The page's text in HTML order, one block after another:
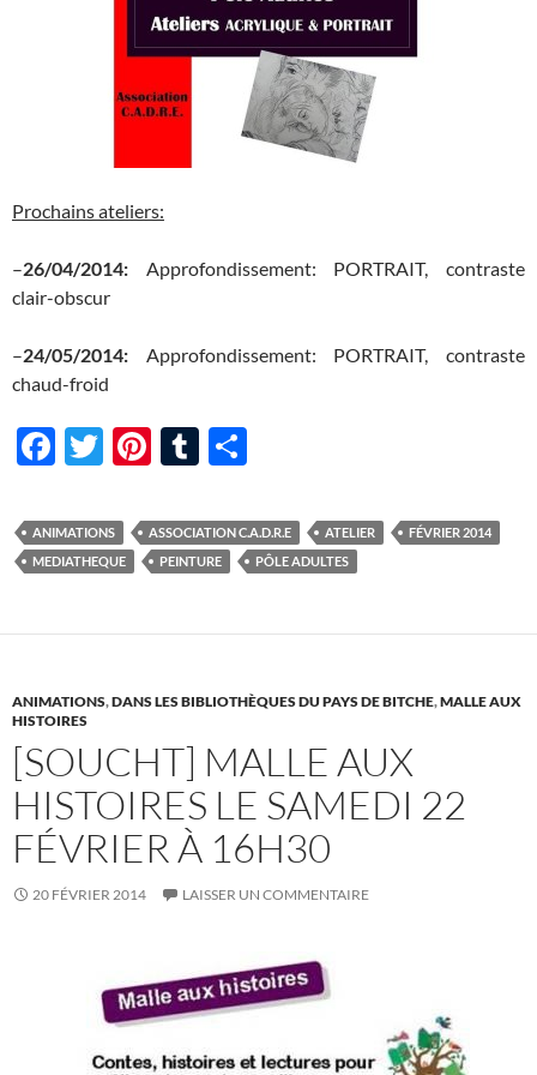
Prochains ateliers:
–26/04/2014: Approfondissement: PORTRAIT, contraste
clair-obscur
–24/05/2014: Approfondissement: PORTRAIT, contraste
chaud-froid
F
e
b
o
T
itt
er
Pi
er
es
T
m
bl
ta
g
ANIMATIONS ASSOCIATION C.A.D.R.E ATELIER
FÉVRIER 2014
MEDIATHEQUE
PEINTURE PÔLE ADULTES
ANIMATIONS,DANS LES BIBLIOTHÈQUES DU PAYS DE BITCHE,MALLE AUX
HISTOIRES
[SOUCHT] MALLE AUX
HISTOIRES LE SAMEDI 22
FÉVRIER À 16H30
20 FÉVRIER 2014 LAISSER UN COMMENTAIRE